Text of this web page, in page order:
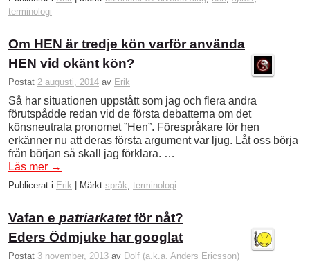
terminologi
Om HEN är tredje kön varför använda
HEN vid okänt kön?
Postat 2 augusti, 2014 av Erik
Så har situationen uppstått som jag och flera andra
förutspådde redan vid de första debatterna om det
könsneutrala pronomet ”Hen”. Förespråkare för hen
erkänner nu att deras första argument var ljug. Låt oss börja
från början så skall jag förklara. …
Läs mer →
Publicerat i Erik Märkt språk terminologi
Vafan e patriarkatetför nåt?
Eders Ödmjuke har googlat
Postat 3 november, 2013 av Dolf (a.k.a. Anders Ericsson)